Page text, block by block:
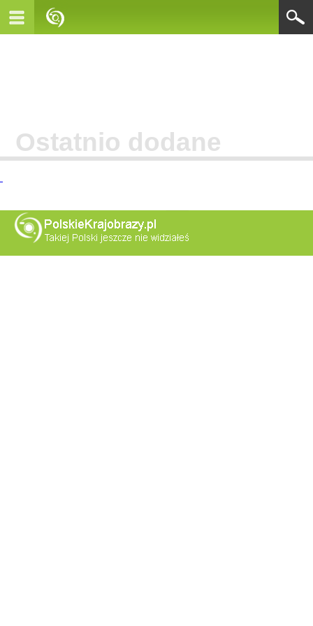
Ostatnio dodane